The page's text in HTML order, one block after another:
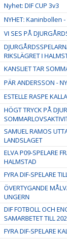
Nyhet: DIF CUP 3v3
NYHET:
VI SES PÅ
RIKSLÄGRET I
KANSLIET TAR
PÄR ANDERSSON -
ESTELLE RASPE
HÖGT TRYCK PÅ
SAMUEL RAMOS
LANDSLAGET
ELVA P09-SPELARE
HALMSTAD
FYRA DIF-SPELARE
ÖVERTYGANDE
UNGERN
DIF FOTBOLL OCH
SAMARBETET TILL
FYRA DIF-SPELARE